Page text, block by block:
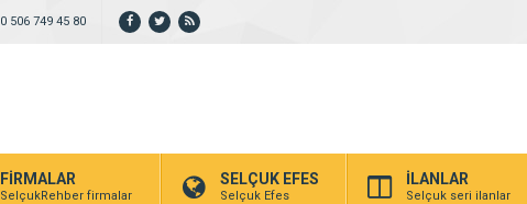
0 506 749 45 80
FİRMALAR
SelçukRehber firmalar
SELÇUK EFES
Selçuk Efes
İLANLAR
Selçuk seri ilanlar